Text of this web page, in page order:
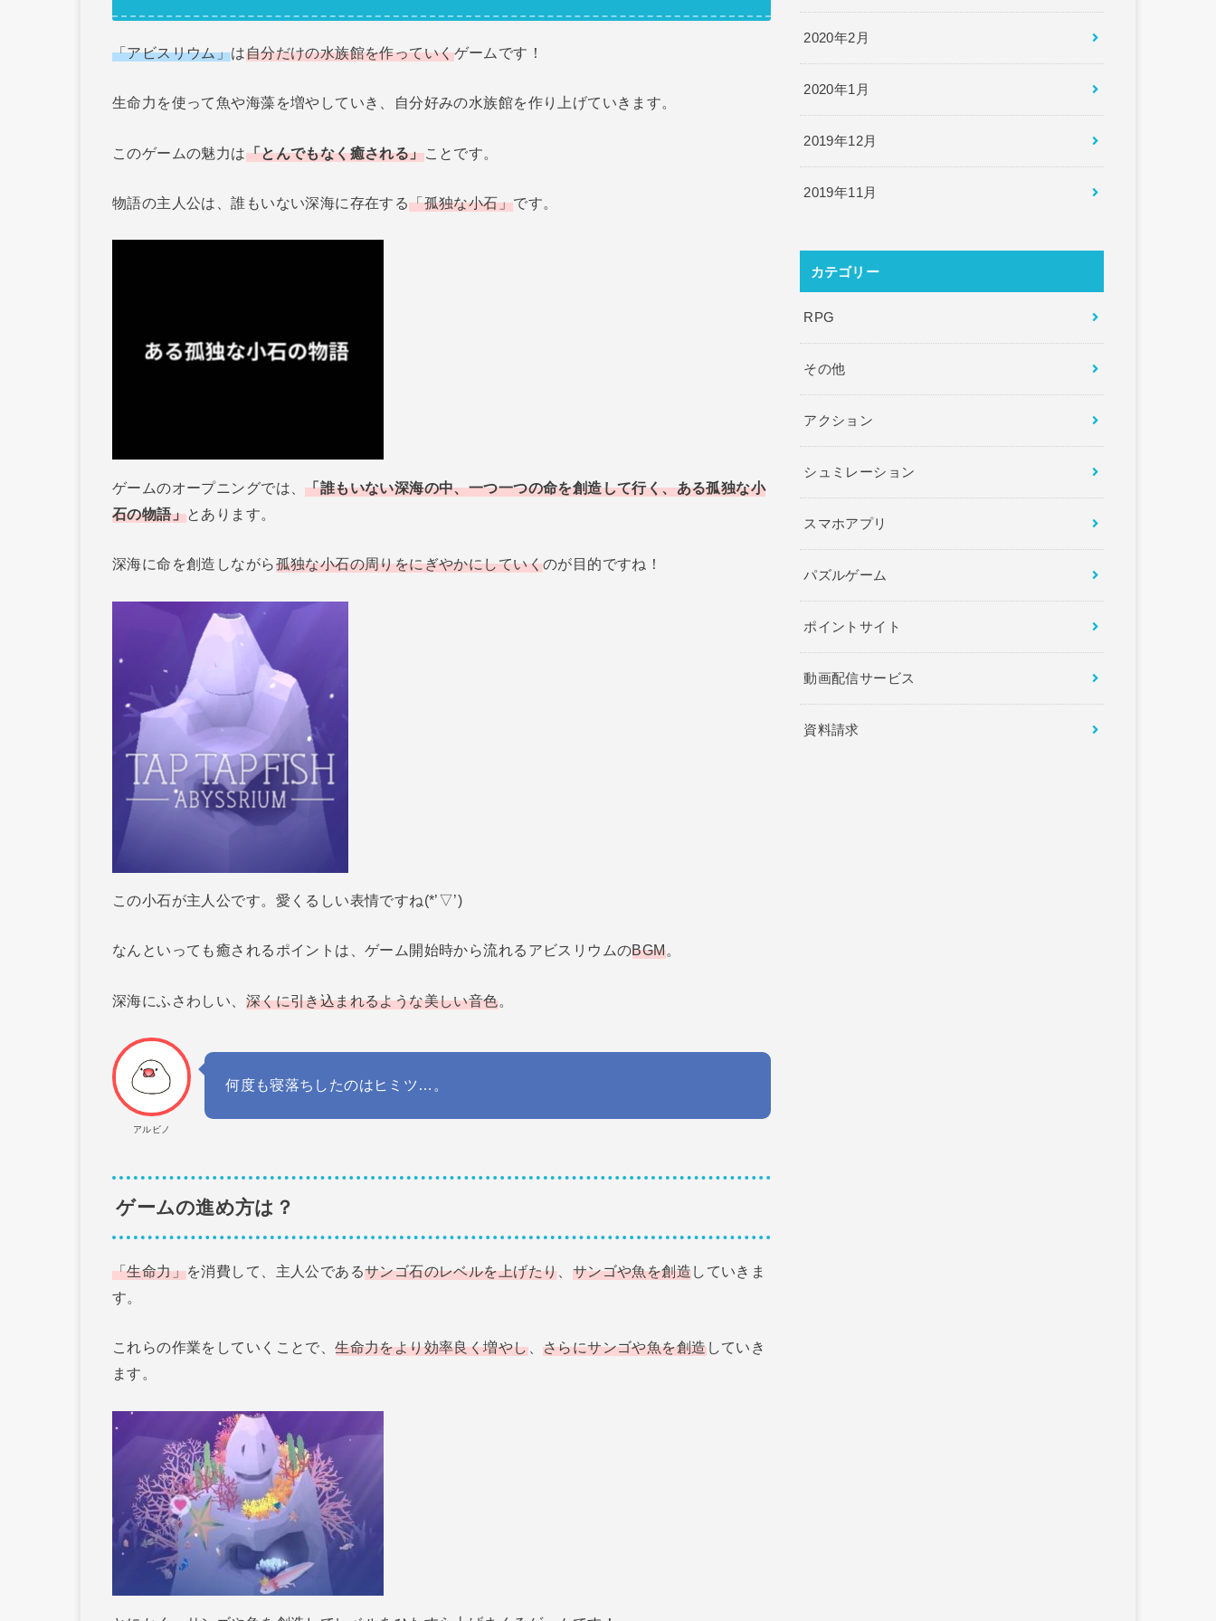
「アビスリウム」は自分だけの水族館を作っていくゲームです！
生命力を使って魚や海藻を増やしていき、自分好みの水族館を作り上げていきます。
このゲームの魅力は「とんでもなく癒される」ことです。
物語の主人公は、誰もいない深海に存在する「孤独な小石」です。
ゲームのオープニングでは、「誰もいない深海の中、一つ一つの命を創造して行く、ある孤独な小
石の物語」とあります。
深海に命を創造しながら孤独な小石の周りをにぎやかにしていくのが目的ですね！
この小石が主人公です。愛くるしい表情ですね(*’▽’)
なんといっても癒されるポイントは、ゲーム開始時から流れるアビスリウムのBGM。
深海にふさわしい、 深くに引き込まれるような美しい音色。
アルビノ
何度も寝落ちしたのはヒミツ…。
ゲームの進め方は？
「生命力」を消費して、主人公であるサンゴ石のレベルを上げたり サンゴや魚を創造していきま
す。
これらの作業をしていくことで、生命力をより効率良く増やし、 さらにサンゴや魚を創造していき
ます。
2020年2月
2020年1月
2019年12月
2019年11月
カテゴリー
RPG
その他
アクション
シュミレーション
スマホアプリ
パズルゲーム
ポイントサイト
動画配信サービス
資料請求